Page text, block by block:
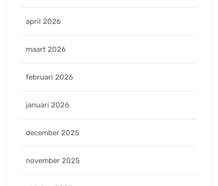
april 2026
maart 2026
februari 2026
januari 2026
december 2025
november 2025